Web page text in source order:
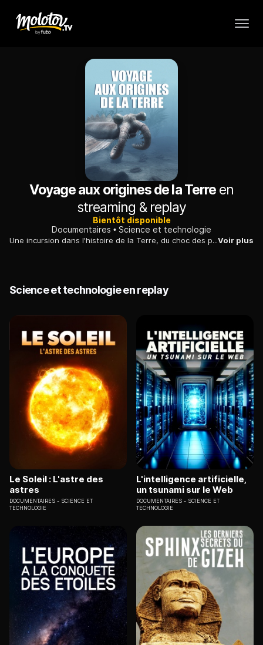
Voyage aux origines de la Terre en
streaming & replay
Bientôt disponible
Documentaires
Science et technologie
Une incursion dans l'histoire de la Terre, du choc des premiers temps à la naissance de la vie, de la création des continents à l'émergence de l'être humain.Voir plus
Science et technologie en replay
Le Soleil : L'astre des
astres
DOCUMENTAIRES
SCIENCE ET
TECHNOLOGIE
L'intelligence artificielle,
un tsunami sur le Web
DOCUMENTAIRES
SCIENCE ET
TECHNOLOGIE